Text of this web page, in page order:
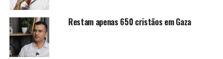
Restam apenas 650 cristãos em Gaza